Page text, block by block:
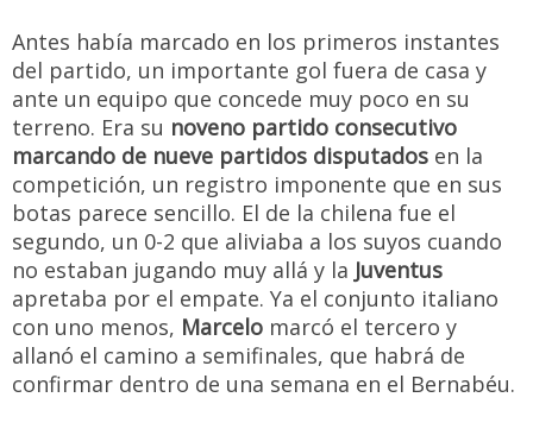
Antes había marcado en los primeros instantes
del partido, un importante gol fuera de casa y
ante un equipo que concede muy poco en su
terreno. Era su noveno partido consecutivo
marcando de nueve partidos disputados en la
competición, un registro imponente que en sus
botas parece sencillo. El de la chilena fue el
segundo, un 0-2 que aliviaba a los suyos cuando
no estaban jugando muy allá y la Juventus
apretaba por el empate. Ya el conjunto italiano
con uno menos, Marcelo marcó el tercero y
allanó el camino a semifinales, que habrá de
confirmar dentro de una semana en el Bernabéu.